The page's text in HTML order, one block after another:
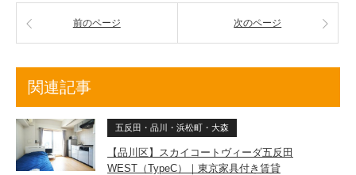
前のページ 次のページ
関連記事
五反田・品川・浜松町・大森
【品川区】スカイコートヴィーダ五反田
WEST（TypeC）｜東京家具付き賃貸